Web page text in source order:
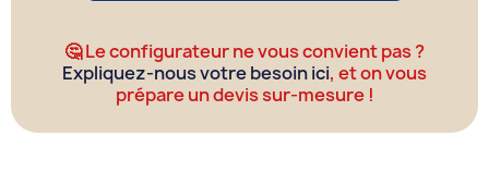
🤔 Le configurateur ne vous convient pas ?
Expliquez-nous votre besoin ici, et on vous
prépare un devis sur-mesure !